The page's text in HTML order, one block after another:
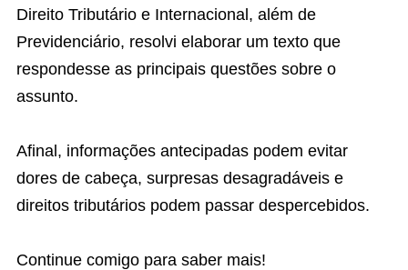
Direito Tributário e Internacional, além de
Previdenciário, resolvi elaborar um texto que
respondesse as principais questões sobre o
assunto.
Afinal, informações antecipadas podem evitar
dores de cabeça, surpresas desagradáveis e
direitos tributários podem passar despercebidos.
Continue comigo para saber mais!